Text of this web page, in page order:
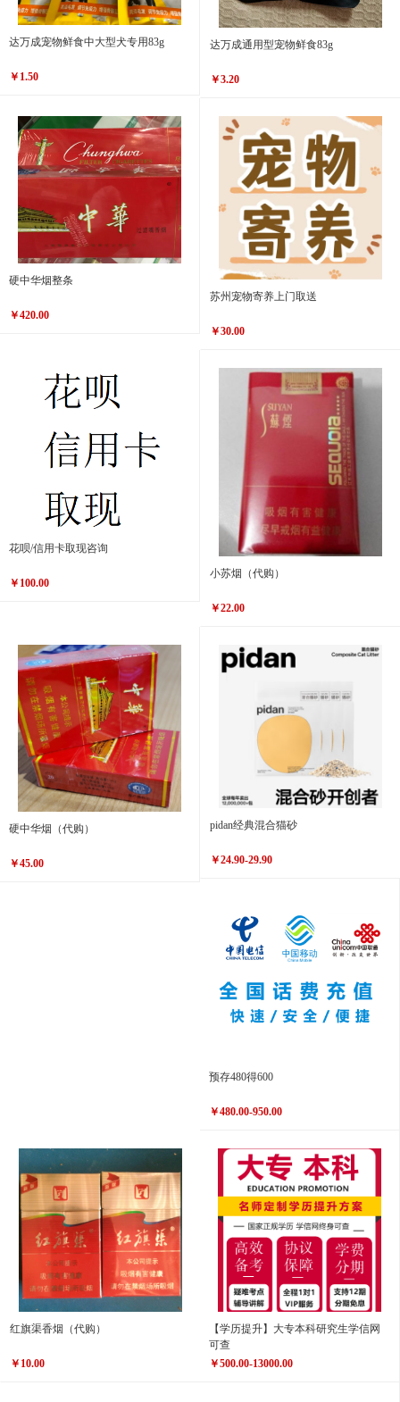
达万成宠物鲜食中大型犬专用83g
￥1.50
达万成通用型宠物鲜食83g
￥3.20
硬中华烟整条
￥420.00
苏州宠物寄养上门取送
￥30.00
花呗/信用卡取现咨询
￥100.00
小苏烟（代购）
￥22.00
硬中华烟（代购）
￥45.00
pidan经典混合猫砂
￥24.90-29.90
预存480得600
￥480.00-950.00
红旗渠香烟（代购）
￥10.00
【学历提升】大专本科研究生学信网
可查
￥500.00-13000.00